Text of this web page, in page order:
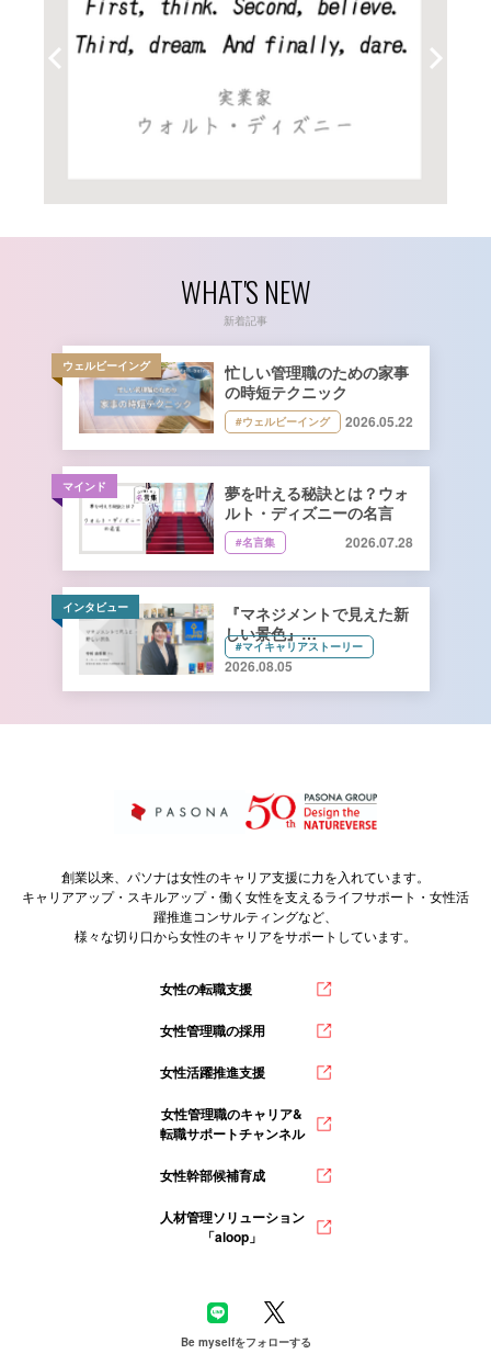
WHAT'S NEW
新着記事
ウェルビーイング
忙しい管理職のための家事
の時短テクニック
#ウェルビーイング 2026.05.22
マインド
夢を叶える秘訣とは？ウォ
ルト・ディズニーの名言
#名言集 2026.07.28
インタビュー
『マネジメントで見えた新
しい景色』
キーコーヒー株式会社 管理
本部 総務人事部 人財開発
課長 寺﨑由香里さん【前
#マイキャリアストーリー
2026.08.05
創業以来、パソナは女性のキャリア支援に力を入れています。
キャリアアップ・スキルアップ・働く女性を支えるライフサポート・女性活
躍推進コンサルティングなど、
様々な切り口から女性のキャリアをサポートしています。
女性の転職支援
女性管理職の採用
女性活躍推進支援
女性管理職のキャリア&
転職サポートチャンネル
女性幹部候補育成
人材管理ソリューション
「aloop」
Be myselfをフォローする